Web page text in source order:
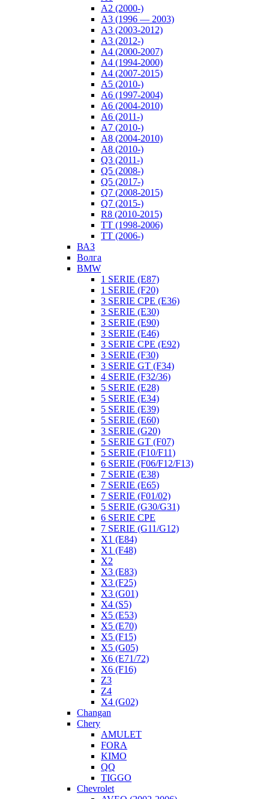
A2 (2000-)
A3 (1996 — 2003)
A3 (2003-2012)
A3 (2012-)
A4 (2000-2007)
A4 (1994-2000)
A4 (2007-2015)
A5 (2010-)
A6 (1997-2004)
A6 (2004-2010)
A6 (2011-)
A7 (2010-)
A8 (2004-2010)
A8 (2010-)
Q3 (2011-)
Q5 (2008-)
Q5 (2017-)
Q7 (2008-2015)
Q7 (2015-)
R8 (2010-2015)
TT (1998-2006)
TT (2006-)
ВАЗ
Волга
BMW
1 SERIE (E87)
1 SERIE (F20)
3 SERIE CPE (E36)
3 SERIE (E30)
3 SERIE (E90)
3 SERIE (E46)
3 SERIE CPE (E92)
3 SERIE (F30)
3 SERIE GT (F34)
4 SERIE (F32/36)
5 SERIE (E28)
5 SERIE (E34)
5 SERIE (E39)
5 SERIE (E60)
3 SERIE (G20)
5 SERIE GT (F07)
5 SERIE (F10/F11)
6 SERIE (F06/F12/F13)
7 SERIE (E38)
7 SERIE (E65)
7 SERIE (F01/02)
5 SERIE (G30/G31)
6 SERIE CPE
7 SERIE (G11/G12)
X1 (E84)
X1 (F48)
X2
X3 (E83)
X3 (F25)
X3 (G01)
X4 (S5)
X5 (E53)
X5 (E70)
X5 (F15)
X5 (G05)
X6 (E71/72)
X6 (F16)
Z3
Z4
X4 (G02)
Changan
Chery
AMULET
FORA
KIMO
QQ
TIGGO
Chevrolet